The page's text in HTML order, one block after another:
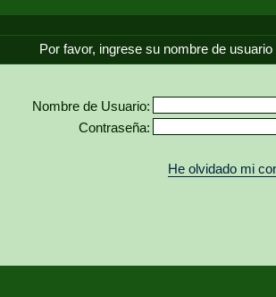
Por favor, ingrese su nombre de
Nombre de Usuario:
Contraseña:
He olvidado mi